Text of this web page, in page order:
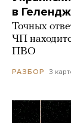
в
Точных
ЧП
ПВО
РАЗБОР 3